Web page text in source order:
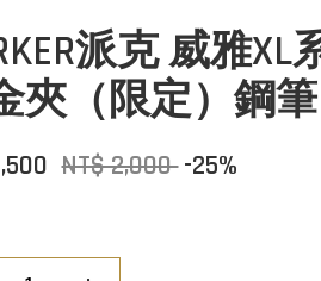
派克 威雅
夾（限定）鋼
NT$ 2,000-25%